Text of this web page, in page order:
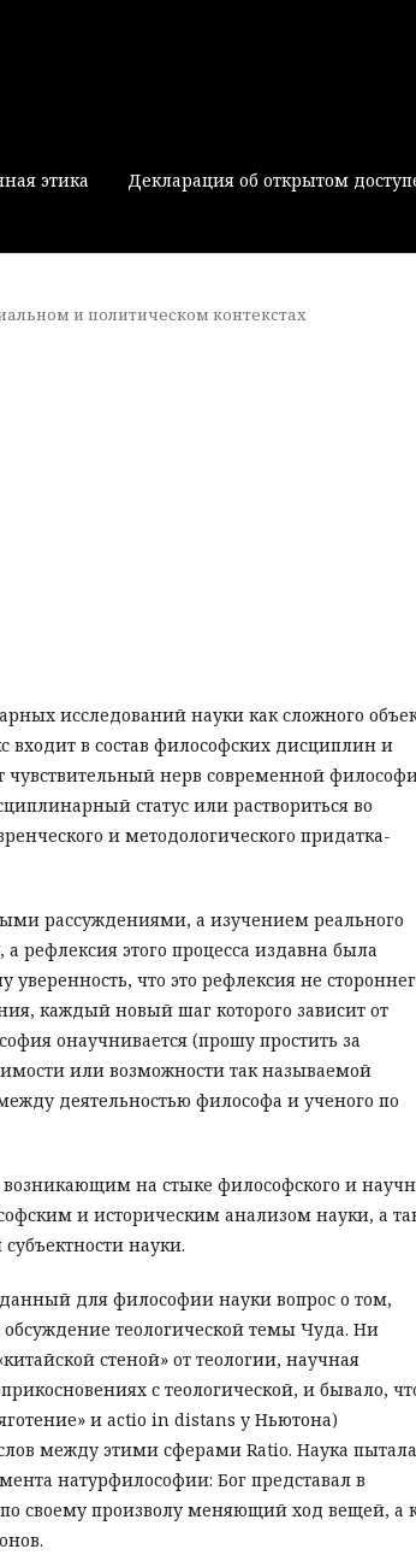
этика Декларация об открытом
и политическом контекстах
исследований науки как сложного
входит в состав философских дисциплин и
чувствительный нерв современной
статус или раствориться во
и методологического придатка-
рассуждениями, а изучением реального
рефлексия этого процесса издавна была
что это рефлексия не
каждый новый шаг которого зависит от
онаучнивается (прошу простить за
или возможности так называемой
деятельностью философа и ученого по
на стыке философского и
и историческим анализом науки, а
науки.
для философии науки вопрос о том,
теологической темы Чуда. Ни
стеной» от теологии, научная
с теологической, и бывало,
и actio in distans у Ньютона)
между этими сферами Ratio. Наука
натурфилософии: Бог представал в
своему произволу меняющий ход вещей, а